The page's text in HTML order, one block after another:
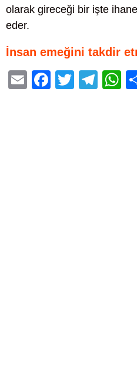
olarak gireceği bir işte
eder.
İnsan emeğini takdir
E
F
T
T